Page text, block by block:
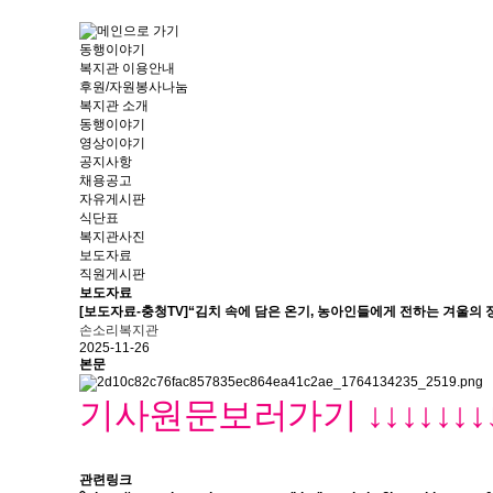
동행이야기
복지관 이용안내
후원/자원봉사나눔
복지관 소개
동행이야기
영상이야기
공지사항
채용공고
자유게시판
식단표
복지관사진
보도자료
직원게시판
보도자료
[보도자료-충청TV]“김치 속에 담은 온기, 농아인들에게 전하는 겨울의
손소리복지관
2025-11-26
본문
기사원문보러가기
관련링크